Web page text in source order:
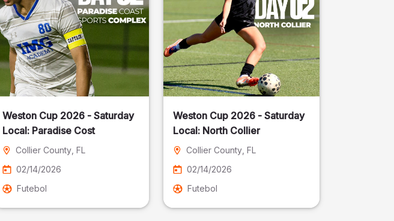
Weston Cup 2026 - Saturday
Local: Paradise Cost
Collier County , FL
02/14/2026
Futebol
Weston Cup 2026 - Saturday
Local: North Collier
Collier County, FL
02/14/2026
Futebol